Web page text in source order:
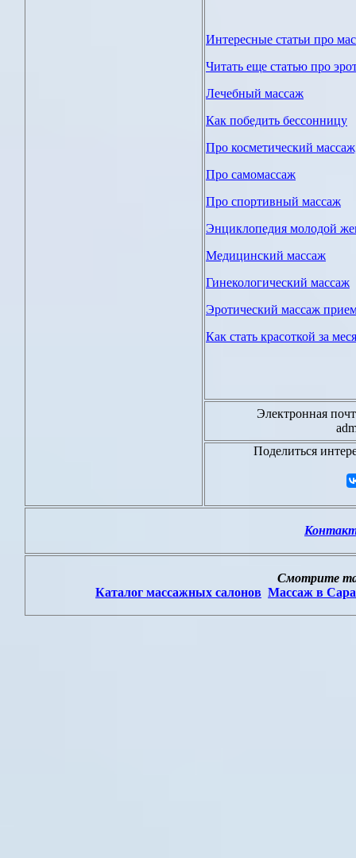
Интересные статьи про
Читать еще статью про
Лечебный массаж
Как победить бессонницу
Про косметический
Про самомассаж
Про спортивный массаж
Энциклопедия молодой
Медицинский массаж
Гинекологический массаж
Эротический массаж
Как стать красоткой за
Электронная
Поделиться
Смотрите
Каталог массажных салонов Массаж в